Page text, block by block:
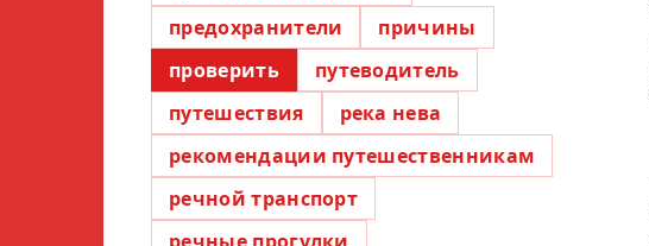
предохранители
причины
проверить
путеводитель
путешествия
река нева
рекомендации путешественникам
речной транспорт